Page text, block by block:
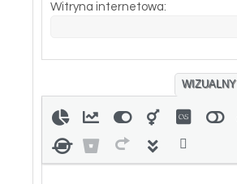
Witryna internetowa:
WIZUALNY